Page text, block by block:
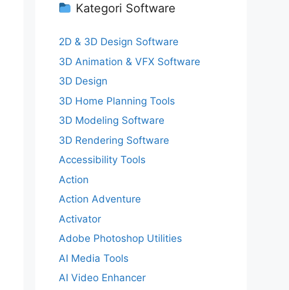
Kategori Software
2D & 3D Design Software
3D Animation & VFX Software
3D Design
3D Home Planning Tools
3D Modeling Software
3D Rendering Software
Accessibility Tools
Action
Action Adventure
Activator
Adobe Photoshop Utilities
AI Media Tools
AI Video Enhancer